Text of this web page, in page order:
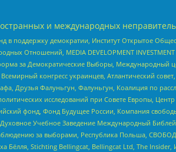
и международных
в поддержку демократии, Институт Открытое
Отношений, MEDIA DEVELOPMENT
за Демократические Выборы, Международный
конгресс украинцев, Атлантический
Друзья Фалуньгун, Фалуньгун, Коалиция по
исследований при Совете Европы,
фонд, Фонд Будущее России, Компания
Учебное Заведение Международный
за выборами, Республика Польша,
Бёлля, Stichting Bellingcat, Bellingcat Ltd, The